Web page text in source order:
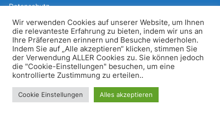
Datenschutz
Inspiro WordPress Theme von WPZOOM
Wir verwenden Cookies auf unserer Website, um Ihnen
die relevanteste Erfahrung zu bieten, indem wir uns an
Ihre Präferenzen erinnern und Besuche wiederholen.
Indem Sie auf „Alle akzeptieren“ klicken, stimmen Sie
der Verwendung ALLER Cookies zu. Sie können jedoch
die "Cookie-Einstellungen" besuchen, um eine
kontrollierte Zustimmung zu erteilen..
Cookie Einstellungen Alles akzeptieren